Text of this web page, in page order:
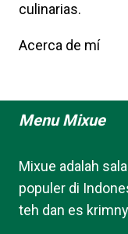
culinarias.
Acerca de mí
Menu Mixue
Mixue adalah
populer di
teh dan es